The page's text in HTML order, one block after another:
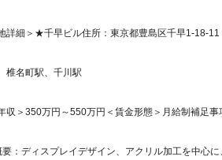
詳細＞★千早ビル住所：東京都豊島区千早1-18-
椎名町駅、千川駅
収＞350万円～550万円＜賃金形態＞月給制補足
：ディスプレイデザイン、アクリル加工を中心